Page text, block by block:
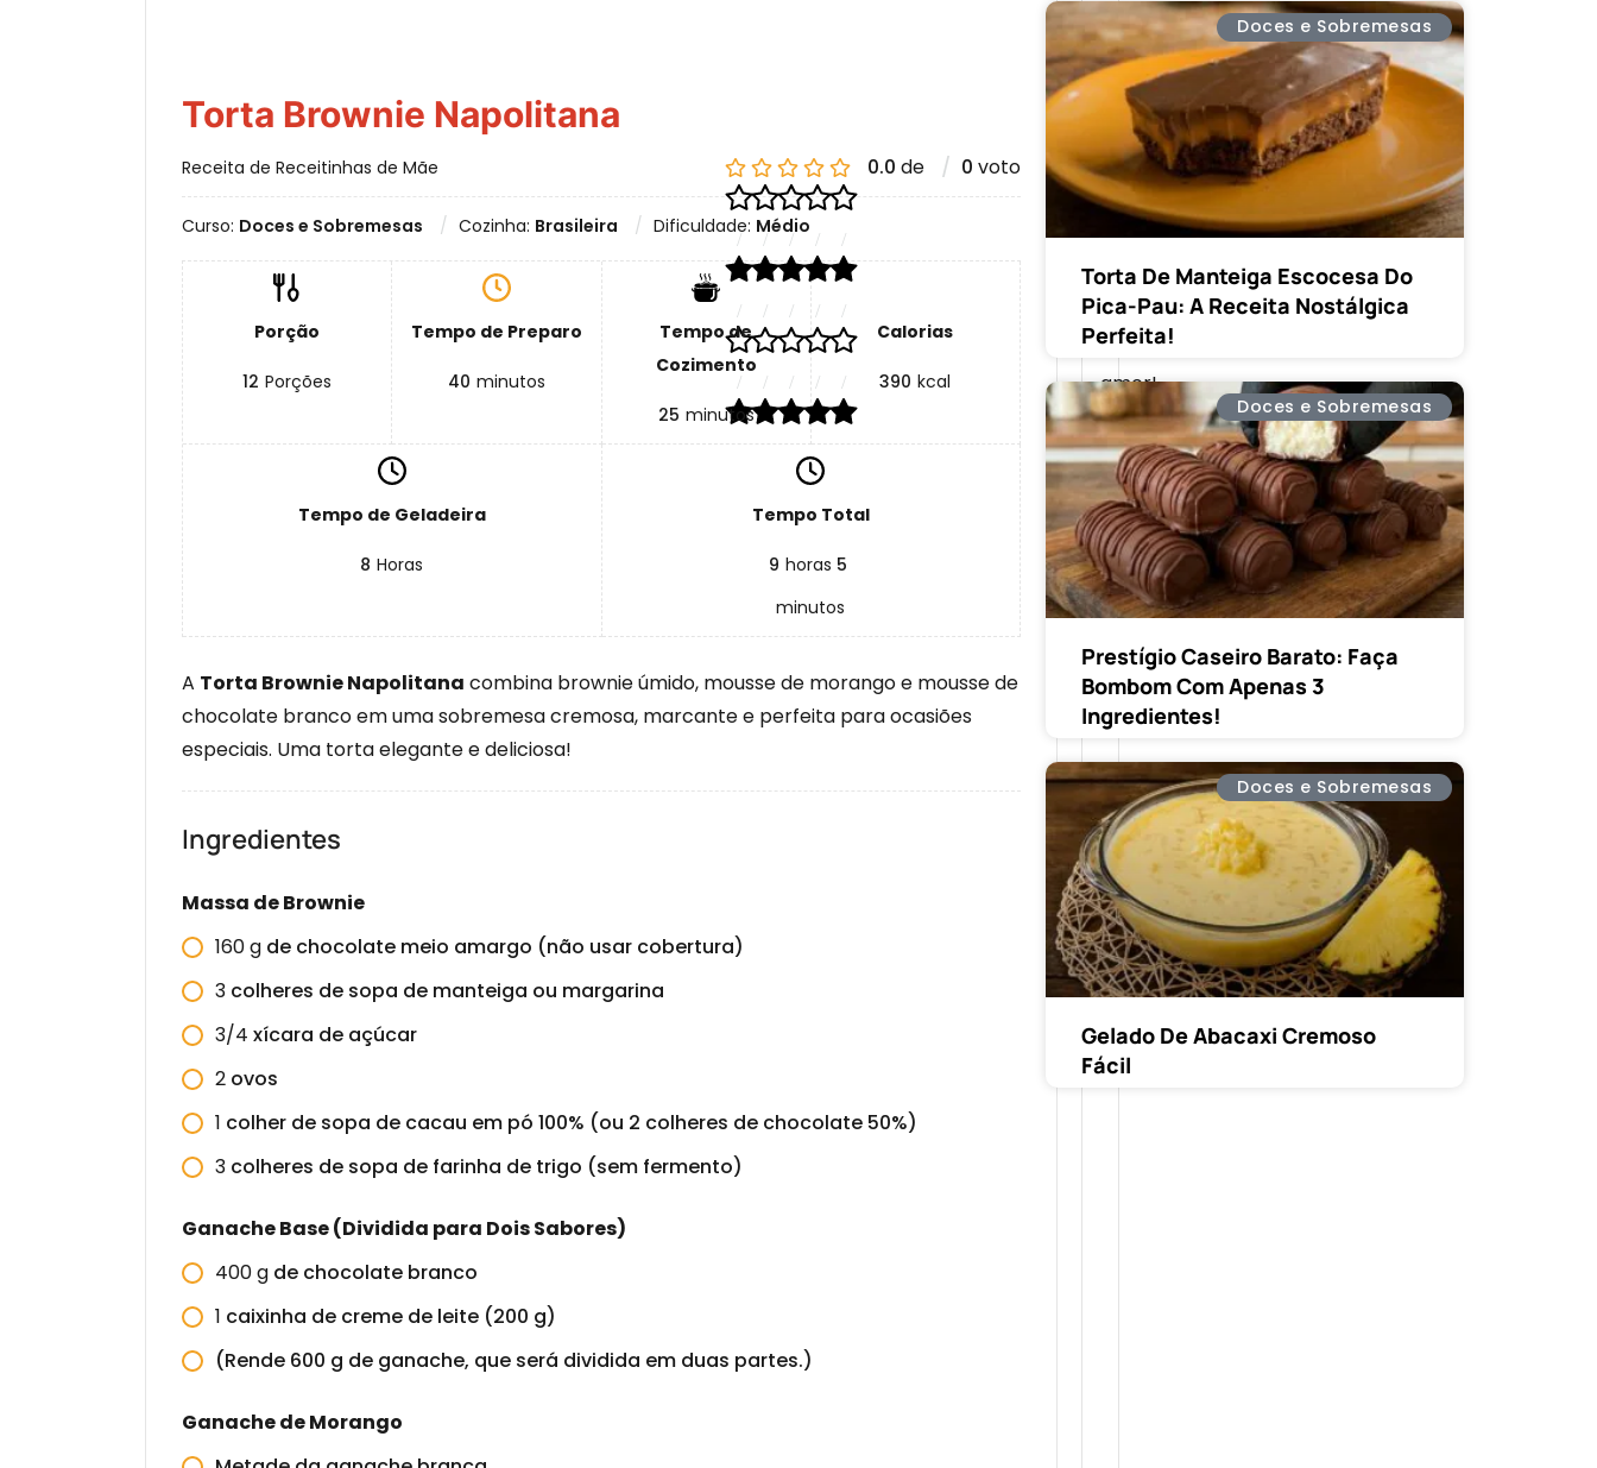
Torta Brownie Napolitana
Receita de Receitinhas de Mãe 0.0 de 0 voto
Curso: Doces e Sobremesas Cozinha: Brasileira Dificuldade: Médio
Porção
12 Porções
Tempo de Preparo
40 minutos
Tempo de
Cozimento
25 minutos
Calorias
390 kcal
Tempo de Geladeira
8 Horas
Tempo Total
9 horas 5
minutos
A Torta Brownie Napolitana combina brownie úmido, mousse de morango e mousse de
chocolate branco em uma sobremesa cremosa, marcante e perfeita para ocasiões
especiais. Uma torta elegante e deliciosa!
Ingredientes
Massa de Brownie
160g de chocolate meio amargo (não usar cobertura)
3 colheres de sopa de manteiga ou margarina
3/4 xícara de açúcar
2 ovos
1 colher de sopa de cacau em pó 100% (ou 2 colheres de chocolate 50%)
3 colheres de sopa de farinha de trigo (sem fermento)
Ganache Base (Dividida para Dois Sabores)
400g de chocolate branco
1 caixinha de creme de leite (200 g)
(Rende 600 g de ganache, que será dividida em duas partes.)
Ganache de Morango
juntar
a
nós
explore
um
mundo
sabores
com
muito
amor!
Doces e Sobremesas
Torta De Manteiga Escocesa Do
Pica-Pau: A Receita Nostálgica
Perfeita!
Doces e Sobremesas
Prestígio Caseiro Barato: Faça
Bombom Com Apenas 3
Ingredientes!
Doces e Sobremesas
Gelado De Abacaxi Cremoso
Fácil